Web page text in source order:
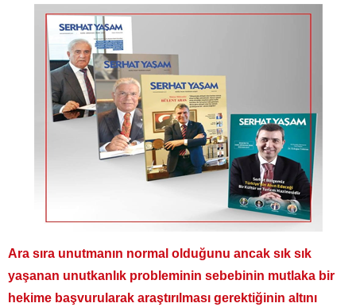
Ara sıra unutmanın normal olduğunu ancak sık sık
yaşanan unutkanlık probleminin sebebinin mutlaka bir
hekime başvurularak araştırılması gerektiğinin altını